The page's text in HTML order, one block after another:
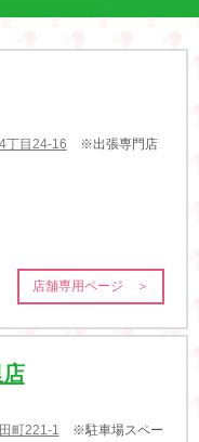
丁目24-16 ※出張専門店
店舗専用ページ ＞
町221-1 ※駐車場スペー